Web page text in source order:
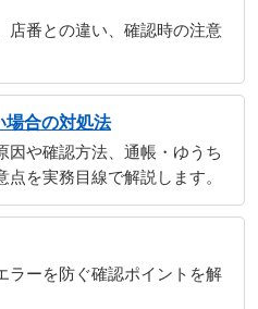
店番との違い、確認時の注意
場合の対処法
因や確認方法、通帳・ゆうち
点を実務目線で解説します。
ラーを防ぐ確認ポイントを解